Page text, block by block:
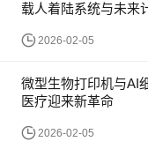
载人着陆系统与未来
2026-02-05
微型生物打印机与AI
医疗迎来新革命
2026-02-05